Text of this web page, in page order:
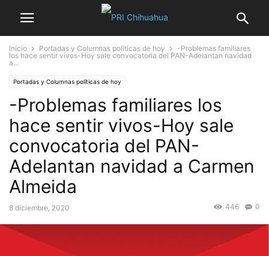
Inicio Portadas y Columnas políticas de hoy
-Problemas familiares
los hace sentir vivos-Hoy sale convocatoria del PAN-Adelantan navidad
a...
Portadas y Columnas políticas de hoy
-Problemas familiares los
hace sentir vivos-Hoy sale
convocatoria del PAN-
Adelantan navidad a Carmen
Almeida
8 diciembre, 2020 0
446